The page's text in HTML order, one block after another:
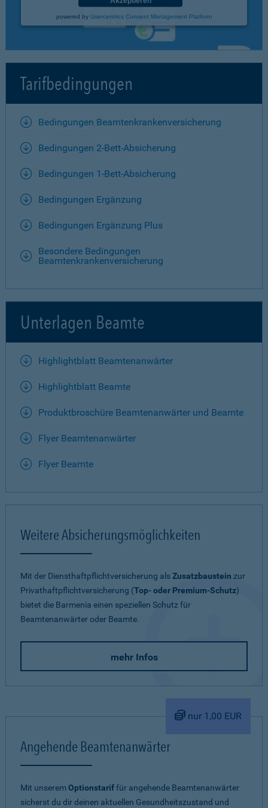
powered by Usercentrics Consent Management Platform
Tarifbedingungen
Bedingungen Beamtenkrankenversicherung
Bedingungen 2-Bett-Absicherung
Bedingungen 1-Bett-Absicherung
Bedingungen Ergänzung
Bedingungen Ergänzung Plus
Besondere Bedingungen
Beamtenkrankenversicherung
Unterlagen Beamte
Highlightblatt Beamtenanwärter
Highlightblatt Beamte
Produktbroschüre Beamtenanwärter und Beamte
Flyer Beamtenanwärter
Flyer Beamte
Weitere Absicherungsmöglichkeiten
Mit der Diensthaftpflichtversicherung alsZusatzbaustein zur
Privathaftpflichtversicherung (Top- oder Premium-Schutz)
bietet die Barmenia einen speziellen Schutz für
Beamtenanwärter oder Beamte.
mehr Infos
nur 1,00 EUR
Angehende Beamtenanwärter
Mit unseremOptionstariffür angehende Beamtenanwärter
sicherst du dir deinen aktuellen Gesundheitszustand und